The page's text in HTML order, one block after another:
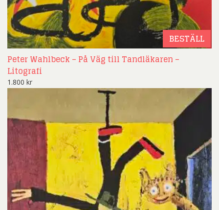
BESTÄLL
Peter Wahlbeck – På Väg till Tandläkaren –
Litografi
1.800 kr